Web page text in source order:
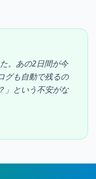
。あの2日間が今
グも自動で残るの
」という不安がな